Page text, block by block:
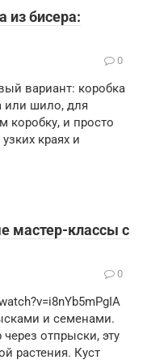
из бисера:
0
вариант: коробка
или шило, для
коробку, и просто
краях и
мастер-классы с
0
и семенами.
отпрыски, эту
растения. Куст